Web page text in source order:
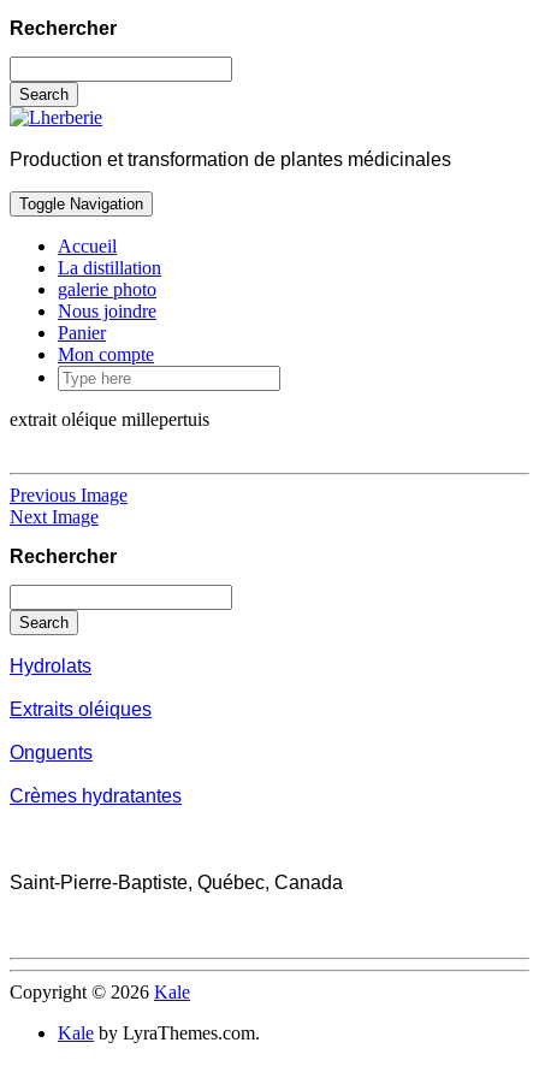
Rechercher
Search
Production et transformation de plantes médicinales
Toggle Navigation
Accueil
La distillation
galerie photo
Nous joindre
Panier
Mon compte
extrait oléique millepertuis
Previous Image
Next Image
Rechercher
Search
Hydrolats
Extraits oléiques
Onguents
Crèmes hydratantes
Saint-Pierre-Baptiste, Québec, Canada
Copyright © 2026 Kale
Kale by LyraThemes.com.